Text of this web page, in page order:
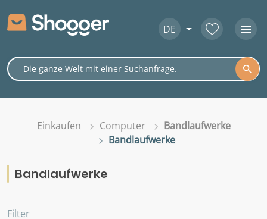
DE
Einkaufen Computer
Bandlaufwerke
Bandlaufwerke
Bandlaufwerke
Filter